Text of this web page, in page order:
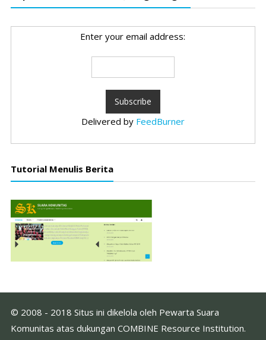
Enter your email address:
Delivered by FeedBurner
Tutorial Menulis Berita
© 2008 - 2018 Situs ini dikelola oleh Pewarta Suara
Komunitas atas dukungan COMBINE Resource Institution.